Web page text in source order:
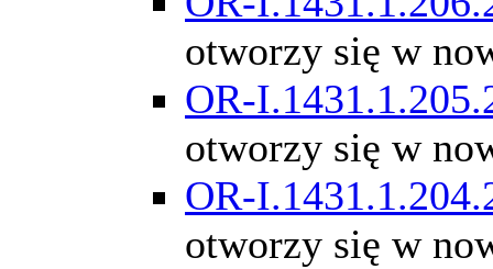
otworzy się w
OR-
otworzy się w
OR-
otworzy się w